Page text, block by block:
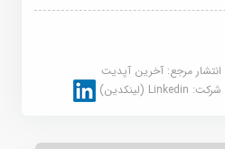
انتشار مرجع:آخرین آپدیت
شرکت:Linkedin (لینکدین)